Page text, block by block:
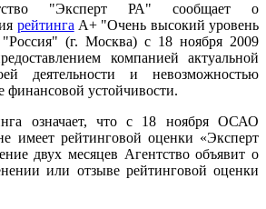
"Эксперт РА" сообщает о
рейтинга А+ "Очень высокий уровень
(г. Москва) с 18 ноября 2009
компанией актуальной
деятельности и невозможностью
финансовой устойчивости.
означает, что с 18 ноября ОСАО
имеет рейтинговой оценки «Эксперт
двух месяцев Агентство объявит о
или отзыве рейтинговой оценки